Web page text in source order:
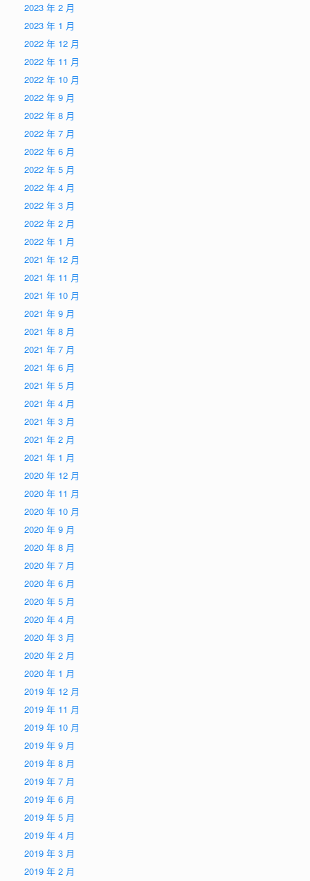
2023 年 2 月
2023 年 1 月
2022 年 12 月
2022 年 11 月
2022 年 10 月
2022 年 9 月
2022 年 8 月
2022 年 7 月
2022 年 6 月
2022 年 5 月
2022 年 4 月
2022 年 3 月
2022 年 2 月
2022 年 1 月
2021 年 12 月
2021 年 11 月
2021 年 10 月
2021 年 9 月
2021 年 8 月
2021 年 7 月
2021 年 6 月
2021 年 5 月
2021 年 4 月
2021 年 3 月
2021 年 2 月
2021 年 1 月
2020 年 12 月
2020 年 11 月
2020 年 10 月
2020 年 9 月
2020 年 8 月
2020 年 7 月
2020 年 6 月
2020 年 5 月
2020 年 4 月
2020 年 3 月
2020 年 2 月
2020 年 1 月
2019 年 12 月
2019 年 11 月
2019 年 10 月
2019 年 9 月
2019 年 8 月
2019 年 7 月
2019 年 6 月
2019 年 5 月
2019 年 4 月
2019 年 3 月
2019 年 2 月